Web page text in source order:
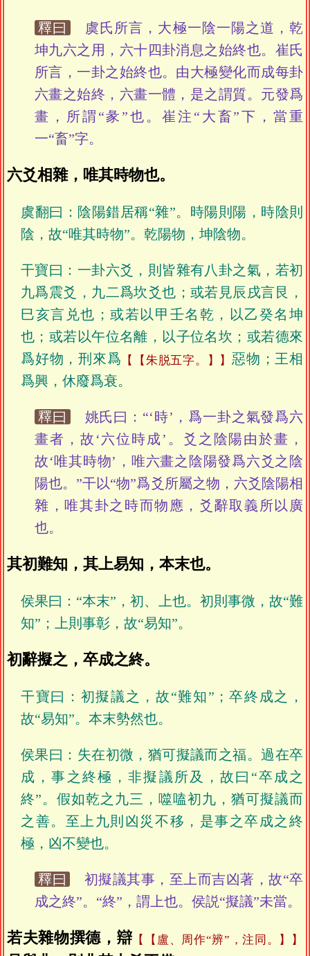
釋曰
虞氏所言，大極一陰一陽之道，乾
坤九六之用，六十四卦消息之始終也。崔氏
所言，一卦之始終也。由大極變化而成每卦
六畫之始終，六畫一體，是之謂質。元發爲
畫，所謂“彖”也。崔注“大畜”下，當重
一“畜”字。
六爻相雜，唯其時物也。
虞翻曰：陰陽錯居稱“雜”。時陽則陽，時陰則
陰，故“唯其時物”。乾陽物，坤陰物。
干寶曰：一卦六爻，則皆雜有八卦之氣，若初
九爲震爻，九二爲坎爻也；或若見辰戌言艮，
巳亥言兑也；或若以甲壬名乾，以乙癸名坤
也；或若以午位名離，以子位名坎；或若德來
爲好物，刑來爲
【朱脱五字。】
惡物；王相
爲興，休廢爲衰。
釋曰
姚氏曰：“‘時’，爲一卦之氣發爲六
畫者，故‘六位時成’。爻之陰陽由於畫，
故‘唯其時物’，唯六畫之陰陽發爲六爻之陰
陽也。”干以“物”爲爻所屬之物，六爻陰陽相
雜，唯其卦之時而物應，爻辭取義所以廣
也。
其初難知，其上易知，本末也。
侯果曰：“本末”，初、上也。初則事微，故“難
知”；上則事彰，故“易知”。
初辭擬之，卒成之終。
干寶曰：初擬議之，故“難知”；卒終成之，
故“易知”。本末勢然也。
侯果曰：失在初微，猶可擬議而之福。過在卒
成，事之終極，非擬議所及，故曰“卒成之
終”。假如乾之九三，噬嗑初九，猶可擬議而
之善。至上九則凶災不移，是事之卒成之終
極，凶不變也。
釋曰
初擬議其事，至上而吉凶著，故“卒
成之終”。“終”，謂上也。侯説“擬議”未當。
若夫雜物撰德，辯 【盧、周作“辨”，注同。】